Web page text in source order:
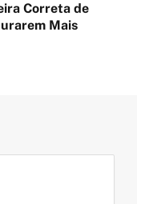
Correta de
Mais